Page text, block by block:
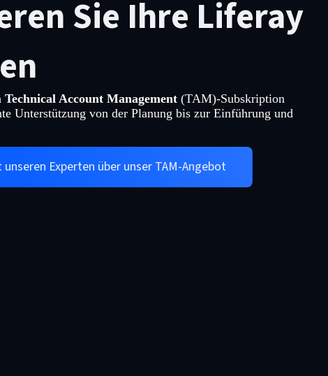
Sie Ihre Liferay
Technical Account Management (TAM)-Subskription
Unterstützung von der Planung bis zur Einführung und
unseren Experten über unser TAM-Angebot